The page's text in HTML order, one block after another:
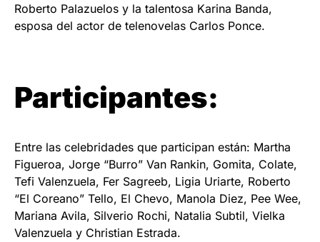
Roberto Palazuelos y la talentosa Karina Banda,
esposa del actor de telenovelas Carlos Ponce.
Participantes:
Entre las celebridades que participan están: Martha
Figueroa, Jorge “Burro” Van Rankin, Gomita, Colate,
Tefi Valenzuela, Fer Sagreeb, Ligia Uriarte, Roberto
“El Coreano” Tello, El Chevo, Manola Diez, Pee Wee,
Mariana Avila, Silverio Rochi, Natalia Subtil, Vielka
Valenzuela y Christian Estrada.